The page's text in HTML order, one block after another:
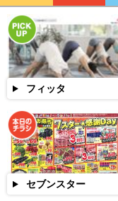
フィッタ
セブンスター